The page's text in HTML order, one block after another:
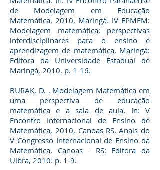
de Modelagem em Educação
Matemática, 2010, Maringá. IV EPMEM:
Modelagem matemática: perspectivas
interdisciplinares para o ensino e
aprendizagem de matemática. Maringá:
Editora da Universidade Estadual de
Maringá, 2010. p. 1-16.
BURAK, D. . Modelagem Matemática em
uma perspectiva de educação
matemática e a sala de aula. In: V
Encontro Internacional de Ensino de
Matemática, 2010, Canoas-RS. Anais do
V Congresso Internacional de Ensino da
Matemática. Canoas - RS: Editora da
Ulbra, 2010. p. 1-9.